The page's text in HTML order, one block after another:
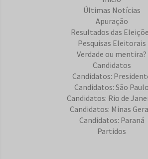
Últimas Notícias
Apuração
Resultados das
Pesquisas Eleitorais
Verdade ou mentira?
Candidatos
Candidatos:
Candidatos: São Paulo
Candidatos: Rio de
Candidatos: Minas
Candidatos: Paraná
Partidos